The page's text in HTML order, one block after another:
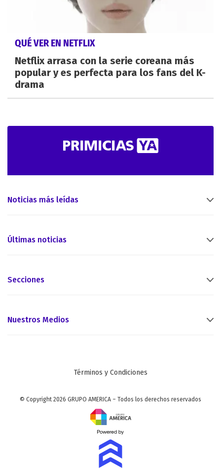
QUÉ VER EN NETFLIX
Netflix arrasa con la serie coreana más
popular y es perfecta para los fans del K-
drama
Noticias más leídas
Últimas noticias
Secciones
Nuestros Medios
Términos y Condiciones
© Copyright 2026 GRUPO AMERICA – Todos los derechos reservados